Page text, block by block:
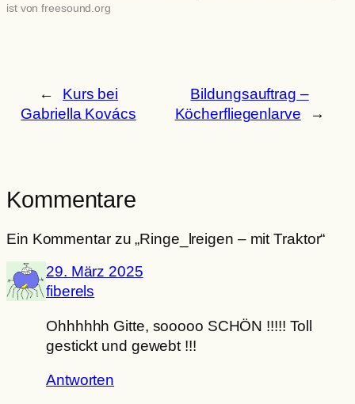
ist von freesound.org
←
Kurs bei
Gabriella Kovács
Bildungsauftrag –
Köcherfliegenlarve
→
Kommentare
Ein Kommentar zu „Ringe_lreigen – mit Traktor“
29. März 2025
fiberels
Ohhhhhh Gitte, sooooo SCHÖN !!!!! Toll
gestickt und gewebt !!!
Antworten